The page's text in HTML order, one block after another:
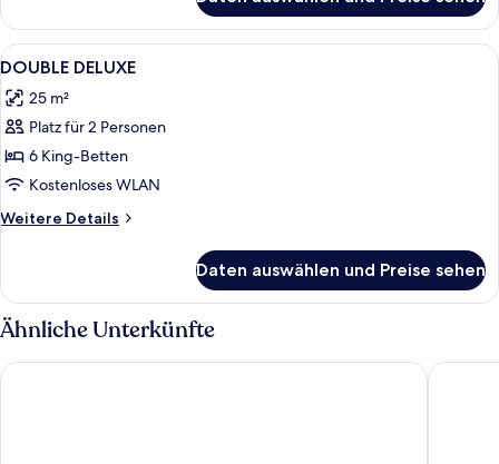
Alle
Fotos
für
DOUBLE
DELUXE
anzeigen
Daunenbettdecken, Betten mit
2
DOUBLE DELUXE
25 m²
Platz für 2 Personen
6 King-Betten
Kostenloses WLAN
Weitere Details
Weitere
DELUXE
Daten auswählen und Preise sehen
Ähnliche Unterkünfte
San Gemini Palace